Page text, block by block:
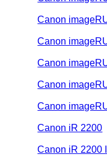
Canon
Canon
Canon
Canon
Canon
Canon iR 2200
Canon iR 2200 I